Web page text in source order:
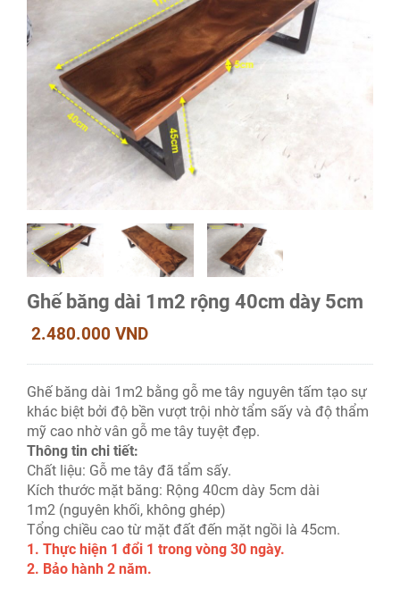
Ghế băng dài 1m2 rộng 40cm dày 5cm
2.480.000 VND
Ghế băng dài 1m2 bằng gỗ me tây nguyên tấm tạo sự
khác biệt bởi độ bền vượt trội nhờ tẩm sấy và độ thẩm
mỹ cao nhờ vân gỗ me tây tuyệt đẹp.
Thông tin chi tiết:
Chất liệu: Gỗ me tây đã tẩm sấy.
Kích thước mặt băng: Rộng 40cm dày 5cm dài
1m2 (nguyên khối, không ghép)
Tổng chiều cao từ mặt đất đến mặt ngồi là 45cm.
1. Thực hiện 1 đổi 1 trong vòng 30 ngày.
2. Bảo hành 2 năm.